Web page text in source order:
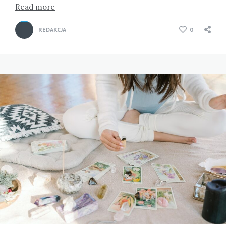
Read more
REDAKCJA 0